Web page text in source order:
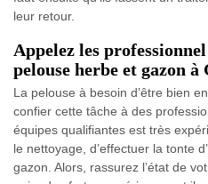
leur retour.
Appelez les
pelouse herbe et gazon à
La pelouse à besoin d’être bien
confier cette tâche à des
équipes qualifiantes est très
le nettoyage, d’effectuer la tonte
gazon. Alors, rassurez l’état de